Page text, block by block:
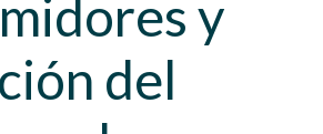
y
del